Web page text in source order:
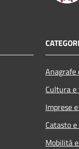
Cultura
Imprese
Catasto
Mobilità